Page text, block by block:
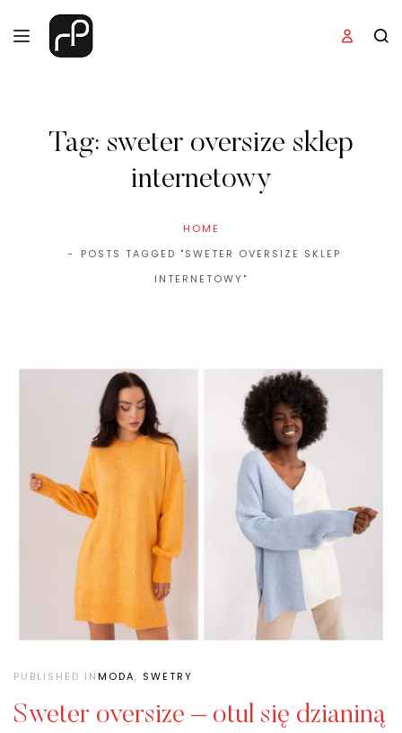
Tag: sweter oversize sklep
internetowy
HOME
POSTS TAGGED "SWETER OVERSIZE SKLEP
INTERNETOWY"
PUBLISHED INMODA, SWETRY
Sweter oversize – otul się dzianiną